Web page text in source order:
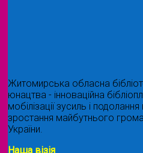
Житомирська обласна
юнацтва - інноваційна
мобілізації зусиль і подолання
зростання майбутнього
України.
Наша візія